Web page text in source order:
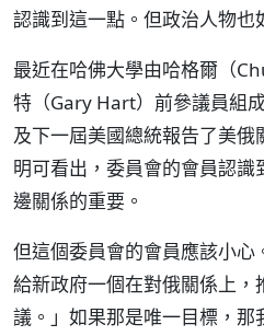
認識到這一點。但政治人物也
最近在哈佛大學由哈格爾（
特（Gary Hart）前參議員組
及下一屆美國總統報告了美
明可看出，委員會的會員認
邊關係的重要。
但這個委員會的會員應該小心
給新政府一個在對俄關係上，
議。」如果那是唯一目標，那